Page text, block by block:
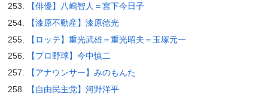
【俳優】八嶋智人＝宮下今日子
【漆原不動産】漆原徳光
【ロッテ】重光武雄＝重光昭夫＝玉塚元一
【プロ野球】今中慎二
【アナウンサー】みのもんた
【自由民主党】河野洋平